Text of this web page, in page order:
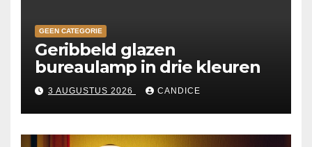
GEEN CATEGORIE
Geribbeld glazen
bureaulamp in drie kleuren
3 AUGUSTUS 2026 CANDICE